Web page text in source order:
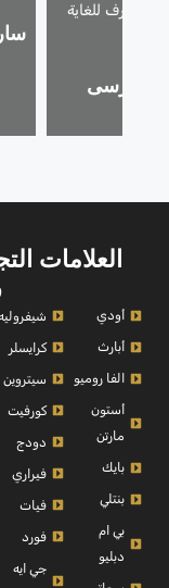
محترف للغاية
– مرسى
العلامات
أودي
أبارث
الفا روميو
أستون
مارتن
بايك
بنتلي
بي ام
دبليو
كرايسلر
سيتروين
كورفيت
دودج
فيراري
فيات
فورد
جي ايه